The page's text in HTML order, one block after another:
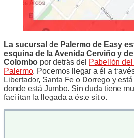
La sucursal de Palermo de Easy
esquina de la Avenida Cerviño y
Colombo por detrás del Pabellón
Palermo. Podemos llegar a él a
Libertador, Santa Fe o Dorrego y
donde está Jumbo. Sin duda tiene
facilitan la llegada a éste sitio.